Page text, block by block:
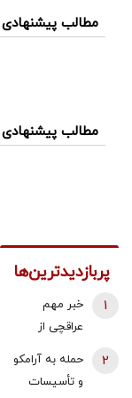
مطالب پیشنهادی
مطالب پیشنهادی
پربازدیدترین‌ها
خبر مهم
عراقچی از
نیروهای نظامی
1
حمله به آرامکو
و تأسیسات
2